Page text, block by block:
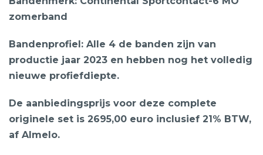
zomerband
Bandenprofiel: Alle 4 de banden zijn van
productie jaar 2023 en hebben nog het volledig
nieuwe profiefdiepte.
De aanbiedingsprijs voor deze complete
originele set is 2695,00 euro inclusief 21% BTW,
af Almelo.